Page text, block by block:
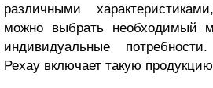
различными
можно выбрать необходимый
индивидуальные
Рехау включает такую